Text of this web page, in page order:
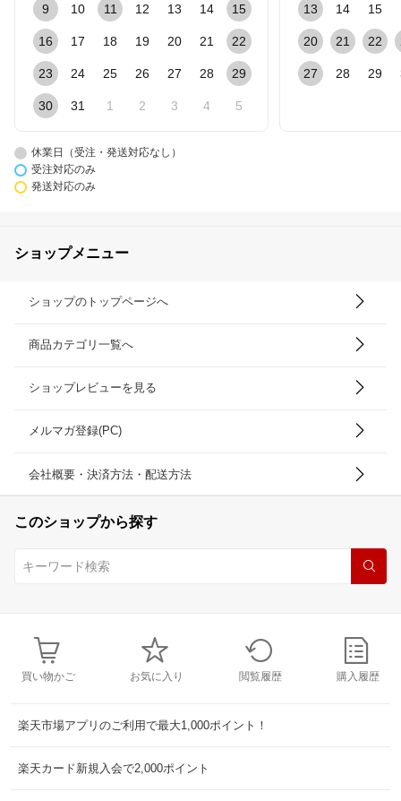
9 10 11 12 13 14 15
16 17 18 19 20 21 22
23 24 25 26 27 28 29
30 31 1 2 3 4 5
13 14 15
20 21 22
27 28 29
休業日（受注・発送対応なし）
受注対応のみ
発送対応のみ
ショップメニュー
ショップのトップページへ
商品カテゴリ一覧へ
ショップレビューを見る
メルマガ登録(PC)
会社概要・決済方法・配送方法
このショップから探す
買い物かご お気に入り 閲覧履歴 購入履歴
楽天市場アプリのご利用で最大1,000ポイント！
楽天カード新規入会で2,000ポイント